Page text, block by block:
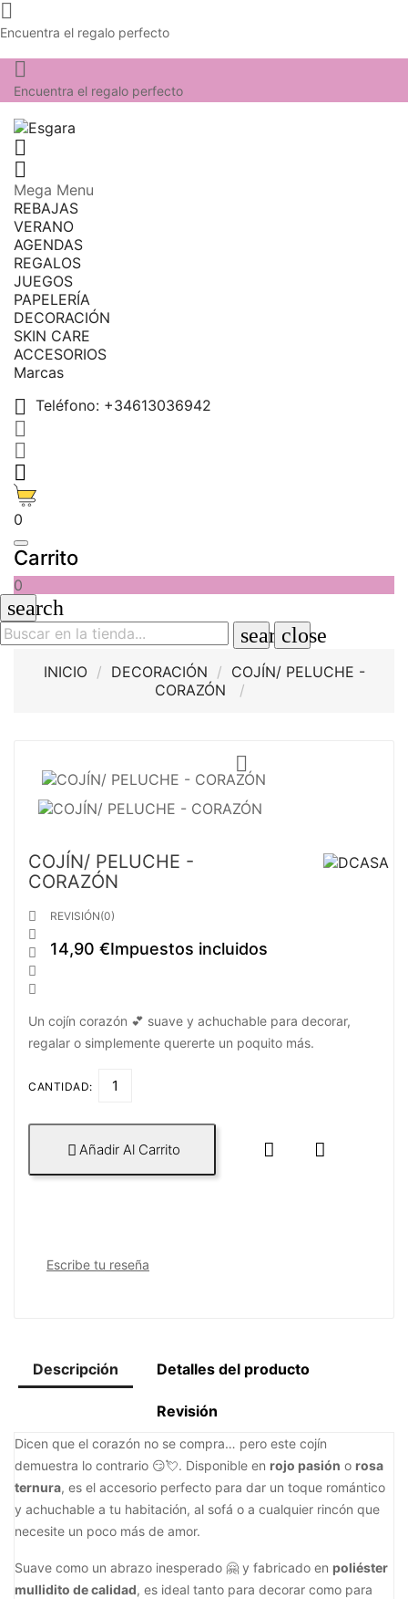

Encuentra el regalo perfecto

Encuentra el regalo perfecto


Mega Menu
REBAJAS
VERANO
AGENDAS
REGALOS
JUEGOS
PAPELERÍA
DECORACIÓN
SKIN CARE
ACCESORIOS
Marcas
 Teléfono: +34613036942



0
Carrito
0
search
searchclose
INICIO DECORACIÓN
COJÍN/ PELUCHE -
CORAZÓN

COJÍN/ PELUCHE -
CORAZÓN





REVISIÓN(0)
14,90 €Impuestos incluidos
Un cojín corazón 💕 suave y achuchable para decorar,
regalar o simplemente quererte un poquito más.
CANTIDAD:
 Añadir Al Carrito  
Escribe tu reseña
Descripción Detalles del producto
Revisión
Dicen que el corazón no se compra… pero este cojín
demuestra lo contrario 😏💘. Disponible en rojo pasión o rosa
ternura, es el accesorio perfecto para dar un toque romántico
y achuchable a tu habitación, al sofá o a cualquier rincón que
necesite un poco más de amor.
Suave como un abrazo inesperado 🤗 y fabricado en poliéster
mullidito de calidad, es ideal tanto para decorar como para